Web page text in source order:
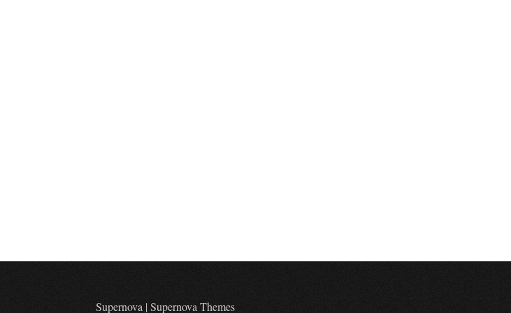
Supernova |Supernova Themes